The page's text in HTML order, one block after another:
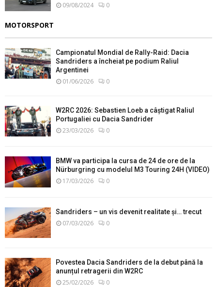
09/08/2024 0
MOTORSPORT
Campionatul Mondial de Rally-Raid: Dacia
Sandriders a încheiat pe podium Raliul
Argentinei
01/06/2026 0
W2RC 2026: Sebastien Loeb a câștigat Raliul
Portugaliei cu Dacia Sandrider
23/03/2026 0
BMW va participa la cursa de 24 de ore de la
Nürburgring cu modelul M3 Touring 24H (VIDEO)
17/03/2026 0
Sandriders – un vis devenit realitate și… trecut
07/03/2026 0
Povestea Dacia Sandriders de la debut până la
anunțul retragerii din W2RC
25/02/2026 0